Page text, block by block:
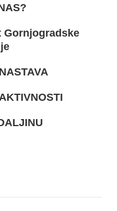
Gornjogradske